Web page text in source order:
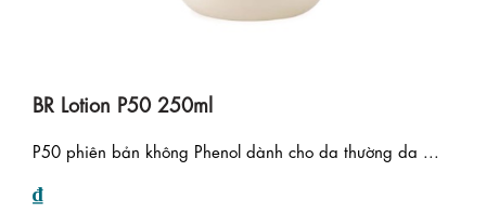
BR Lotion P50 250ml
P50 phiên bản không Phenol dành cho da thường da ...
₫